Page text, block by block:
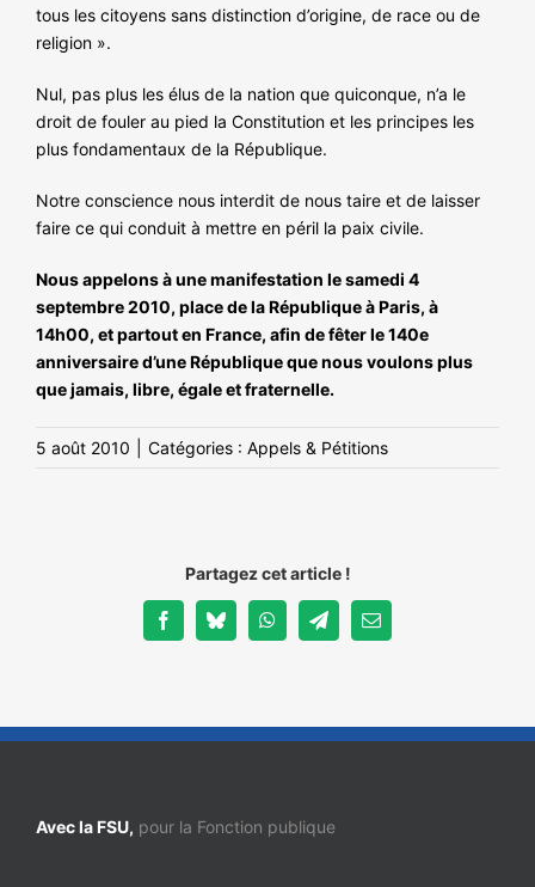
tous les citoyens sans distinction d’origine, de race ou de
religion ».
Nul, pas plus les élus de la nation que quiconque, n’a le
droit de fouler au pied la Constitution et les principes les
plus fondamentaux de la République.
Notre conscience nous interdit de nous taire et de laisser
faire ce qui conduit à mettre en péril la paix civile.
Nous appelons à une manifestation le samedi 4
septembre 2010, place de la République à Paris, à
14h00, et partout en France, afin de fêter le 140e
anniversaire d’une République que nous voulons plus
que jamais, libre, égale et fraternelle.
5 août 2010 Catégories : Appels & Pétitions
Partagez cet article !
FacebookBlueskyWhatsAppTelegramEmail
Avec la FSU, pour la Fonction publique